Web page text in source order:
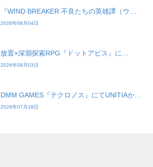
『WIND BREAKER 不良たちの英雄譚（ウ…
2026年08月04日
放置×深淵探索RPG『ドットアビス』に…
2026年08月03日
DMM GAMES『テクロノス』にてUNITIAか…
2026年07月28日